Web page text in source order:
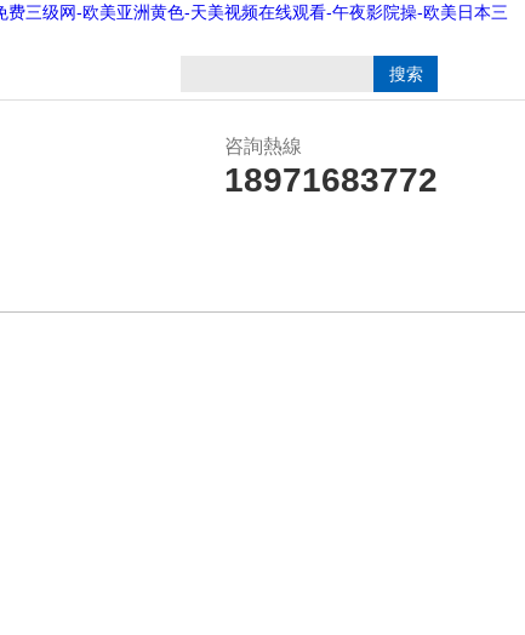
三级网-欧美亚洲黄色-天美视频在线观看-午夜影院操-欧美日本三
咨詢熱線
18971683772